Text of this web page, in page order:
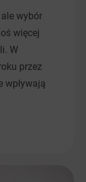
wybór
więcej
W
przez
wpływają